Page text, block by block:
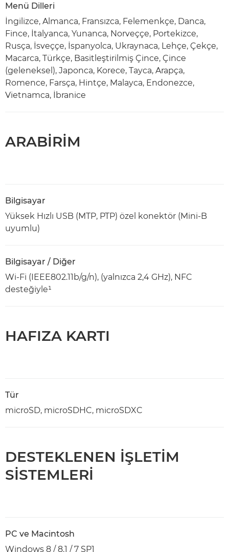
Menü Dilleri
İngilizce, Almanca, Fransızca, Felemenkçe, Danca,
Fince, İtalyanca, Yunanca, Norveççe, Portekizce,
Rusça, İsveççe, İspanyolca, Ukraynaca, Lehçe, Çekçe,
Macarca, Türkçe, Basitleştirilmiş Çince, Çince
(geleneksel), Japonca, Korece, Tayca, Arapça,
Romence, Farsça, Hintçe, Malayca, Endonezce,
Vietnamca, İbranice
ARABİRİM
Bilgisayar
Yüksek Hızlı USB (MTP, PTP) özel konektör (Mini-B
uyumlu)
Bilgisayar / Diğer
Wi-Fi (IEEE802.11b/g/n), (yalnızca 2,4 GHz), NFC
desteğiyle¹
HAFIZA KARTI
Tür
microSD, microSDHC, microSDXC
DESTEKLENEN İŞLETİM
SİSTEMLERİ
PC ve Macintosh
Windows 8 / 8.1 / 7 SP1